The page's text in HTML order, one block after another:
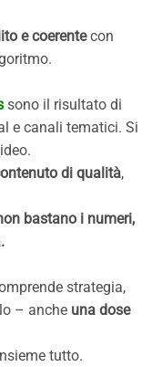
e coerentecon
sono il risultato di
e canali tematici. Si
di qualità,
bastano i numeri,
strategia,
– anche una dose
tutto.